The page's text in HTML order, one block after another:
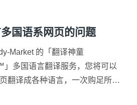
国语系网页的问题
Market 的「翻译神童
多国语言翻译服务，您将可以
翻译成各种语言，一次购足所有